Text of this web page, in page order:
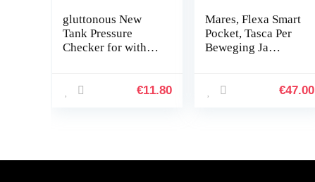
gluttonous New
Tank Pressure
Checker for with
Test,B
€11.80
Mares, Flexa Smart
Pocket, Tasca Per
Beweging Ja
Volwassene
€47.00